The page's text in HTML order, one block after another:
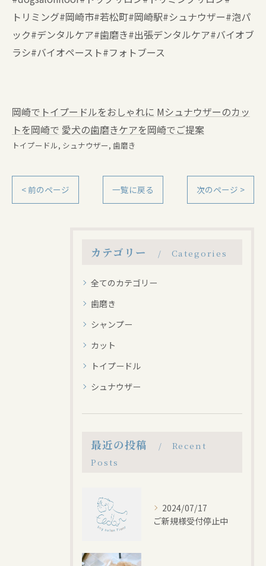
トリミング#岡崎市#若松町#岡崎駅#シュナウザー#泡パ
ック#デンタルケア#歯磨き#出張デンタルケア#バイオブ
ラシ#バイオペースト#フォトブース
岡崎でトイプードルをおしゃれに Mシュナウザーのカッ
トを岡崎で 愛犬の歯磨きケアを岡崎でご提案
トイプードル シュナウザー 歯磨き
< 前のページ 一覧に戻る 次のページ >
カテゴリー Categories
全てのカテゴリー
歯磨き
シャンプー
カット
トイプードル
シュナウザー
最近の投稿
Recent
Posts
2024/07/17
ご新規様受付停止中